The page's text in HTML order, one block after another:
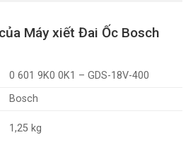
Máy xiết Đai Ốc Bosch
0 601 9K0 0K1 – GDS-18V-400
Bosch
1,25 kg